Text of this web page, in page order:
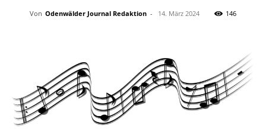
Von Odenwälder Journal Redaktion - 14. März 2024 146